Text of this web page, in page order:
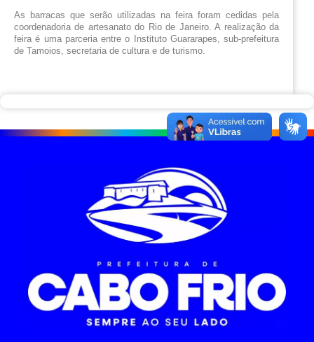
As barracas que serão utilizadas na feira foram cedidas pela
coordenadoria de artesanato do Rio de Janeiro. A realização da
feira é uma parceria entre o Instituto Guararapes, sub-prefeitura
de Tamoios, secretaria de cultura e de turismo.